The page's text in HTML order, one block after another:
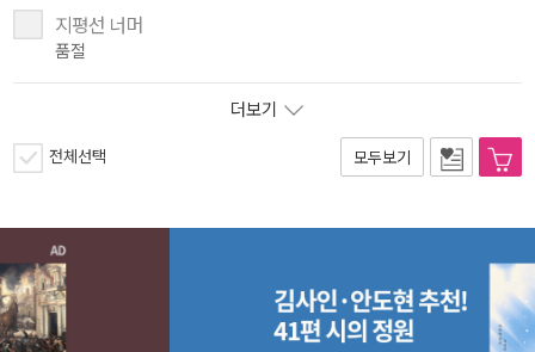
지평선 너머
품절
더보기
전체선택 모두보기